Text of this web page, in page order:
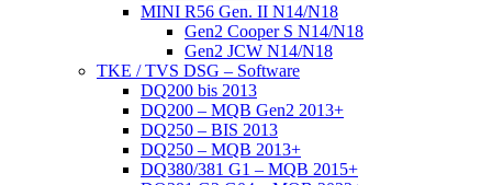
MINI R56 Gen. II N14/N18
Gen2 Cooper S N14/N18
Gen2 JCW N14/N18
TKE / TVS DSG – Software
DQ200 bis 2013
DQ200 – MQB Gen2 2013+
DQ250 – BIS 2013
DQ250 – MQB 2013+
DQ380/381 G1 – MQB 2015+